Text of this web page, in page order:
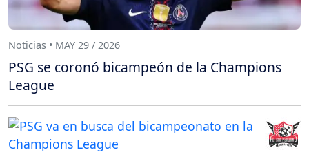
Noticias • MAY 29 / 2026
PSG se coronó bicampeón de la Champions
League